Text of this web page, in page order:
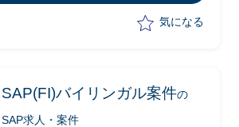
気になる
SAP(FI)バイリンガル案件の
SAP求人・案件